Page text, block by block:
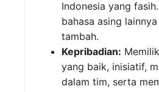
Indonesia yang
bahasa asing
tambah.
Kepribadian:
yang baik, inisiatif,
dalam tim, serta